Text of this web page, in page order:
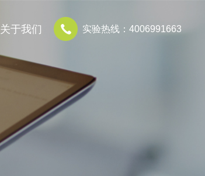
实验热线：4006991663
关于我们